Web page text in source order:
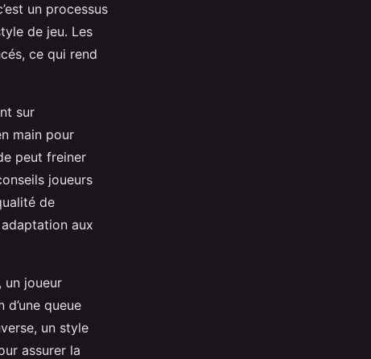
un processus
de jeu. Les
ce qui rend
sur
main pour
peut freiner
joueurs
de
aux
un joueur
queue
un style
assurer la